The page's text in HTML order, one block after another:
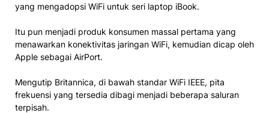
yang mengadopsi WiFi untuk seri laptop iBook.
Itu pun menjadi produk konsumen massal pertama yang
menawarkan konektivitas jaringan WiFi, kemudian dicap oleh
Apple sebagai AirPort.
Mengutip Britannica, di bawah standar WiFi IEEE, pita
frekuensi yang tersedia dibagi menjadi beberapa saluran
terpisah.